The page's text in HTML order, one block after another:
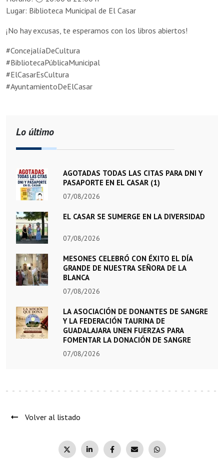
Lugar: Biblioteca Municipal de El Casar
¡No hay excusas, te esperamos con los libros abiertos!
#ConcejalíaDeCultura
#BibliotecaPúblicaMunicipal
#ElCasarEsCultura
#AyuntamientoDeElCasar
Lo último
AGOTADAS TODAS LAS CITAS PARA DNI Y
PASAPORTE EN EL CASAR (1)
07/08/2026
EL CASAR SE SUMERGE EN LA DIVERSIDAD
07/08/2026
MESONES CELEBRÓ CON ÉXITO EL DÍA
GRANDE DE NUESTRA SEÑORA DE LA
BLANCA
07/08/2026
LA ASOCIACIÓN DE DONANTES DE SANGRE
Y LA FEDERACIÓN TAURINA DE
GUADALAJARA UNEN FUERZAS PARA
FOMENTAR LA DONACIÓN DE SANGRE
07/08/2026
Volver al listado